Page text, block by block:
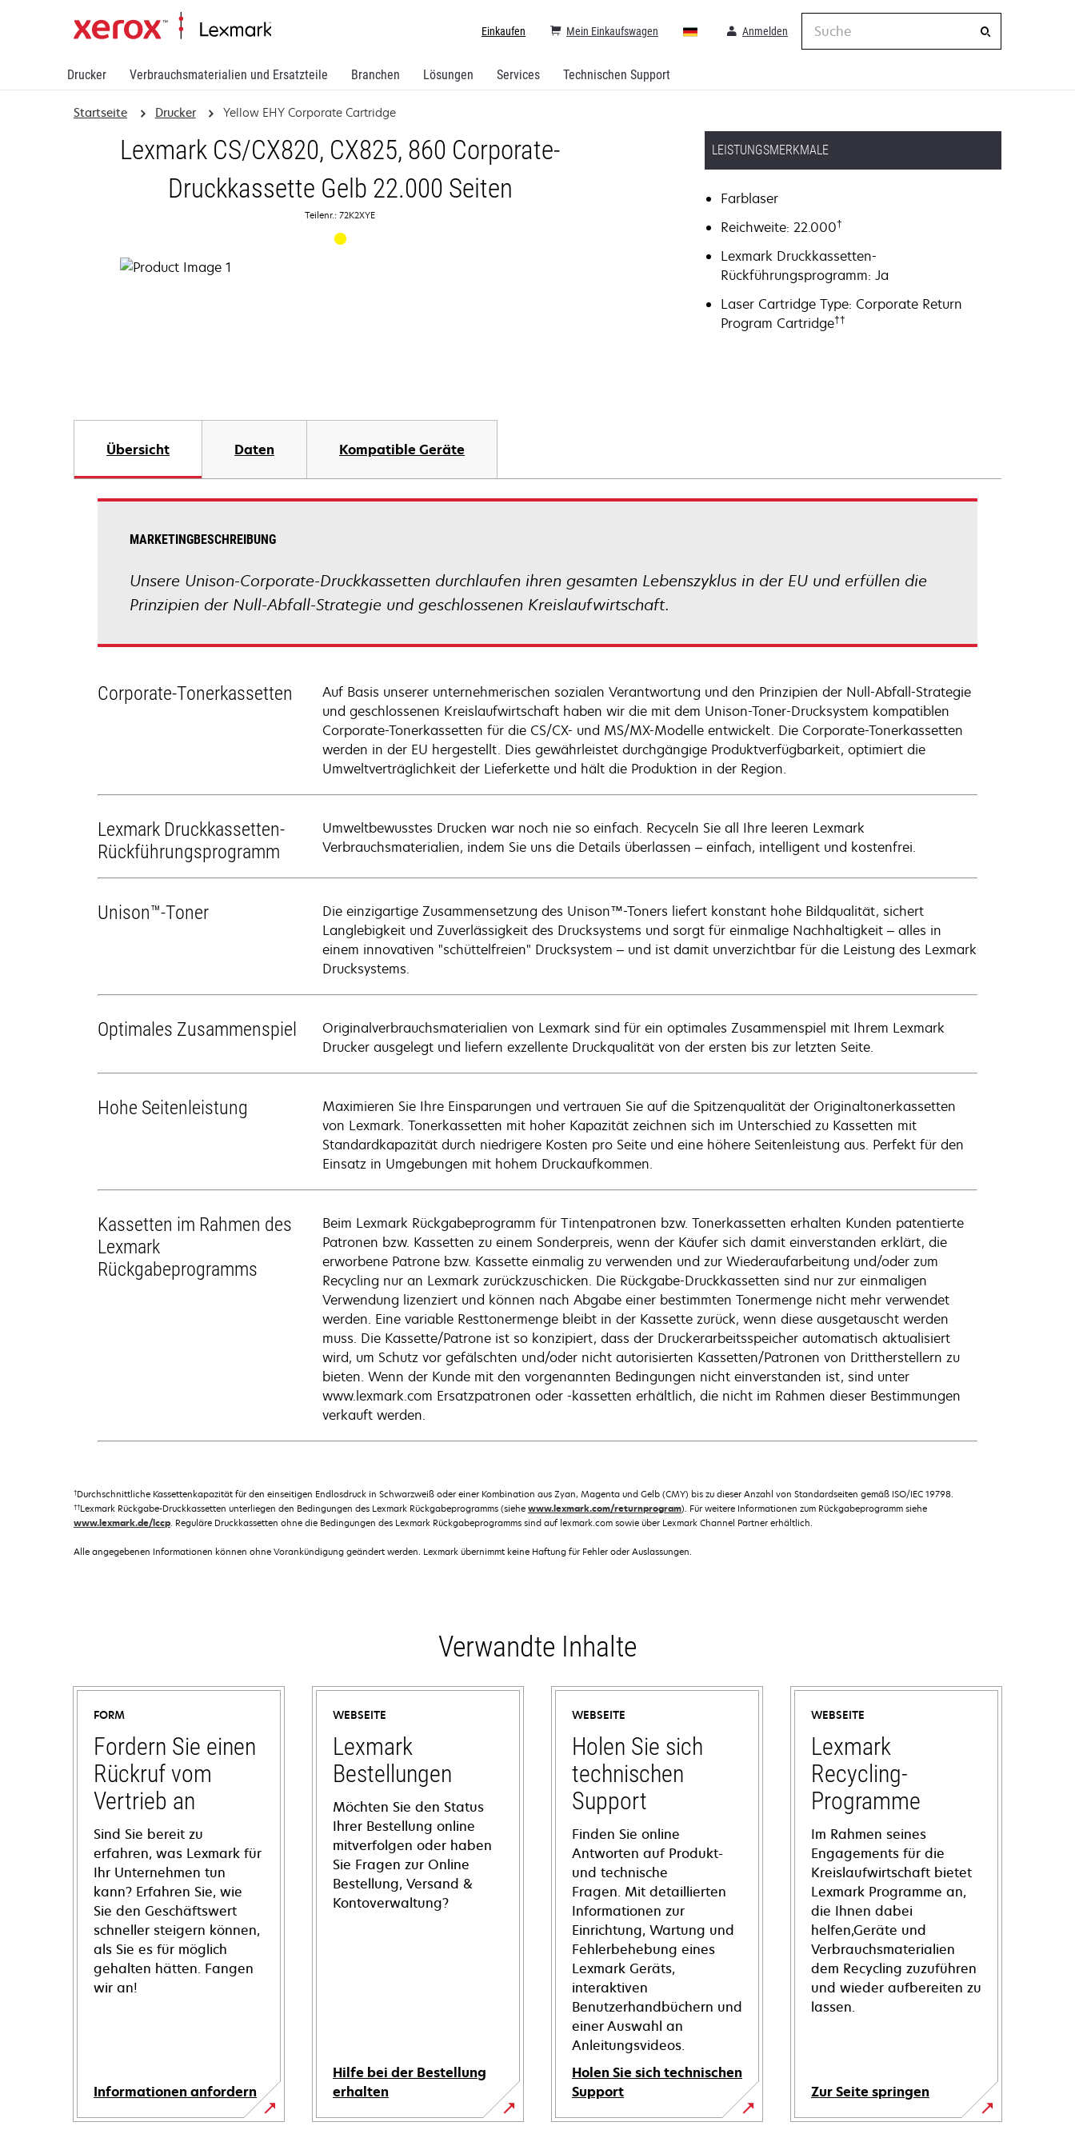
Drucker Verbrauchsmaterialien und Ersatzteile Branchen Lösungen Services Technischen Support
Einkaufen Anmelden
Mein Einkaufswagen
Suche
Startseite Drucker Yellow EHY Corporate Cartridge
Lexmark CS/CX820, CX825, 860 Corporate-
Druckkassette Gelb 22.000 Seiten
Teilenr.: 72K2XYE
LEISTUNGSMERKMALE
Farblaser
Reichweite: 22.000†
Lexmark Druckkassetten-
Rückführungsprogramm: Ja
Laser Cartridge Type: Corporate Return
Program Cartridge††
Übersicht Daten Kompatible Geräte
MARKETINGBESCHREIBUNG
Unsere Unison-Corporate-Druckkassetten durchlaufen ihren gesamten Lebenszyklus in der EU und erfüllen die
Prinzipien der Null-Abfall-Strategie und geschlossenen Kreislaufwirtschaft.
Corporate-Tonerkassetten
Auf Basis unserer unternehmerischen sozialen Verantwortung und den Prinzipien der Null-Abfall-Strategie
und geschlossenen Kreislaufwirtschaft haben wir die mit dem Unison-Toner-Drucksystem kompatiblen
Corporate-Tonerkassetten für die CS/CX- und MS/MX-Modelle entwickelt. Die Corporate-Tonerkassetten
werden in der EU hergestellt. Dies gewährleistet durchgängige Produktverfügbarkeit, optimiert die
Umweltverträglichkeit der Lieferkette und hält die Produktion in der Region.
Lexmark Druckkassetten-
Rückführungsprogramm
Umweltbewusstes Drucken war noch nie so einfach. Recyceln Sie all Ihre leeren Lexmark
Verbrauchsmaterialien, indem Sie uns die Details überlassen – einfach, intelligent und kostenfrei.
Unison™-Toner
Die einzigartige Zusammensetzung des Unison™-Toners liefert konstant hohe Bildqualität, sichert
Langlebigkeit und Zuverlässigkeit des Drucksystems und sorgt für einmalige Nachhaltigkeit – alles in
einem innovativen "schüttelfreien" Drucksystem – und ist damit unverzichtbar für die Leistung des Lexmark
Drucksystems.
Optimales Zusammenspiel
Originalverbrauchsmaterialien von Lexmark sind für ein optimales Zusammenspiel mit Ihrem Lexmark
Drucker ausgelegt und liefern exzellente Druckqualität von der ersten bis zur letzten Seite.
Hohe Seitenleistung
Maximieren Sie Ihre Einsparungen und vertrauen Sie auf die Spitzenqualität der Originaltonerkassetten
von Lexmark. Tonerkassetten mit hoher Kapazität zeichnen sich im Unterschied zu Kassetten mit
Standardkapazität durch niedrigere Kosten pro Seite und eine höhere Seitenleistung aus. Perfekt für den
Einsatz in Umgebungen mit hohem Druckaufkommen.
Kassetten im Rahmen des
Lexmark
Rückgabeprogramms
Beim Lexmark Rückgabeprogramm für Tintenpatronen bzw. Tonerkassetten erhalten Kunden patentierte
Patronen bzw. Kassetten zu einem Sonderpreis, wenn der Käufer sich damit einverstanden erklärt, die
erworbene Patrone bzw. Kassette einmalig zu verwenden und zur Wiederaufarbeitung und/oder zum
Recycling nur an Lexmark zurückzuschicken. Die Rückgabe-Druckkassetten sind nur zur einmaligen
Verwendung lizenziert und können nach Abgabe einer bestimmten Tonermenge nicht mehr verwendet
werden. Eine variable Resttonermenge bleibt in der Kassette zurück, wenn diese ausgetauscht werden
muss. Die Kassette/Patrone ist so konzipiert, dass der Druckerarbeitsspeicher automatisch aktualisiert
wird, um Schutz vor gefälschten und/oder nicht autorisierten Kassetten/Patronen von Drittherstellern zu
bieten. Wenn der Kunde mit den vorgenannten Bedingungen nicht einverstanden ist, sind unter
www.lexmark.com Ersatzpatronen oder -kassetten erhältlich, die nicht im Rahmen dieser Bestimmungen
verkauft werden.
†Durchschnittliche Kassettenkapazität für den einseitigen Endlosdruck in Schwarzweiß oder einer Kombination aus Zyan, Magenta und Gelb (CMY) bis zu dieser Anzahl von Standardseiten gemäß ISO/IEC 19798.
††Lexmark Rückgabe-Druckkassetten unterliegen den Bedingungen des Lexmark Rückgabeprogramms (siehe www.lexmark.com/returnprogram). Für weitere Informationen zum Rückgabeprogramm siehe
www.lexmark.de/lccp. Reguläre Druckkassetten ohne die Bedingungen des Lexmark Rückgabeprogramms sind auf lexmark.com sowie über Lexmark Channel Partner erhältlich.
Alle angegebenen Informationen können ohne Vorankündigung geändert werden. Lexmark übernimmt keine Haftung für Fehler oder Auslassungen.
Verwandte Inhalte
FORM
Fordern Sie einen
Rückruf vom
Vertrieb an
Sind Sie bereit zu
erfahren, was Lexmark für
Ihr Unternehmen tun
kann? Erfahren Sie, wie
Sie den Geschäftswert
schneller steigern können,
als Sie es für möglich
gehalten hätten. Fangen
wir an!
Informationen anfordern
WEBSEITE
Lexmark
Bestellungen
Möchten Sie den Status
Ihrer Bestellung online
mitverfolgen oder haben
Sie Fragen zur Online
Bestellung, Versand &
Kontoverwaltung?
Hilfe bei der Bestellung
erhalten
WEBSEITE
Holen Sie sich
technischen
Support
Finden Sie online
Antworten auf Produkt-
und technische
Fragen. Mit detaillierten
Informationen zur
Einrichtung, Wartung und
Fehlerbehebung eines
Lexmark Geräts,
interaktiven
Benutzerhandbüchern und
einer Auswahl an
Anleitungsvideos.
Holen Sie sich technischen
Support
wird
WEBSEITE
Lexmark
Recycling-
Programme
Im Rahmen seines
Engagements für die
Kreislaufwirtschaft bietet
Lexmark Programme an,
die Ihnen dabei
helfen,Geräte und
Verbrauchsmaterialien
dem Recycling zuzuführen
und wieder aufbereiten zu
lassen.
Zur Seite springen